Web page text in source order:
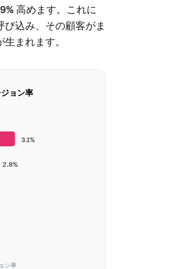
高めます。これに
込み、その顧客がま
まれます。
ョン率
3.1%
2.8%
ン率